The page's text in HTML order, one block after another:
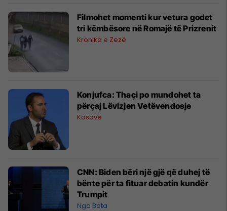
Filmohet momenti kur vetura godet
tri këmbësore në Romajë të Prizrenit
Kronika e Zezë
Konjufca: Thaçi po mundohet ta
përçaj Lëvizjen Vetëvendosje
Kosovë
CNN: Biden bëri një gjë që duhej të
bënte për ta fituar debatin kundër
Trumpit
Nga Bota